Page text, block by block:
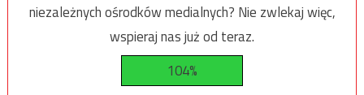
niezależnych ośrodków medialnych? Nie zwlekaj więc,
wspieraj nas już od teraz.
104%